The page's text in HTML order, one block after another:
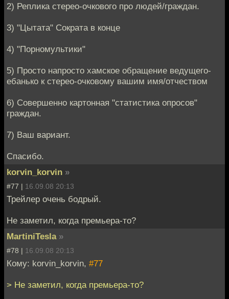
2) Реплика стерео-очкового про людей/граждан.
3) "Цытата" Сократа в конце
4) "Порномультики"
5) Просто напросто хамское обращение ведущего-
ебанько к стерео-очковому вашим имя/отчеством
6) Совершенно картонная "статистика опросов"
граждан.
7) Ваш вариант.
Спасибо.
korvin_korvin »
#77 | 16.09.08 20:13
Трейлер очень бодрый.
Не заметил, когда премьера-то?
MartiniTesla »
#78 | 16.09.08 20:13
Кому: korvin_korvin, #77
> Не заметил, когда премьера-то?